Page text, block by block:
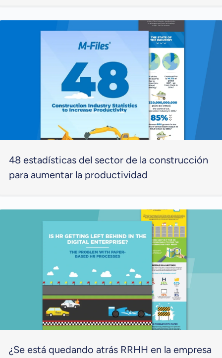
48 estadísticas del sector de la construcción
para aumentar la productividad
¿Se está quedando atrás RRHH en la empresa